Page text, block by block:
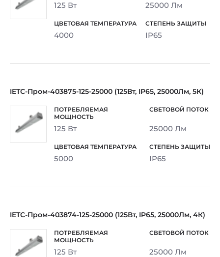
125 Вт 25000 Лм
4000 IP65
IETC-Пром-403875-125-25000 (125Вт, IP65, 25000Лм, 5К)
125 Вт 25000 Лм
5000 IP65
IETC-Пром-403874-125-25000 (125Вт, IP65, 25000Лм, 4К)
125 Вт 25000 Лм